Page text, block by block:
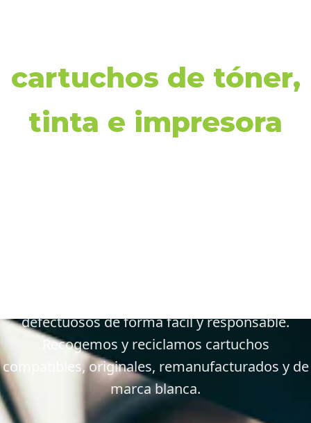
cartuchos de tóner,
tinta e impresora
defectuosos de forma fácil y responsable.
Recogemos y reciclamos cartuchos
compatibles, originales, remanufacturados y de
marca blanca.